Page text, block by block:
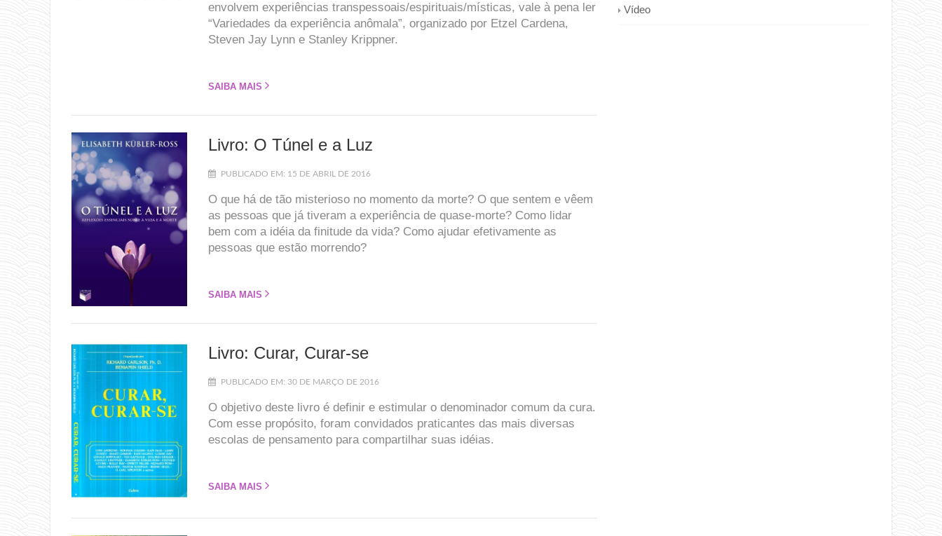
envolvem experiências transpessoais/espirituais/místicas, vale à pena ler
“Variedades da experiência anômala”, organizado por Etzel Cardena,
Steven Jay Lynn e Stanley Krippner.
SAIBA MAIS
Livro: O Túnel e a Luz
PUBLICADO EM: 15 DE ABRIL DE 2016
O que há de tão misterioso no momento da morte? O que sentem e vêem
as pessoas que já tiveram a experiência de quase-morte? Como lidar
bem com a idéia da finitude da vida? Como ajudar efetivamente as
pessoas que estão morrendo?
SAIBA MAIS
Livro: Curar, Curar-se
PUBLICADO EM: 30 DE MARÇO DE 2016
O objetivo deste livro é definir e estimular o denominador comum da cura.
Com esse propósito, foram convidados praticantes das mais diversas
escolas de pensamento para compartilhar suas idéias.
SAIBA MAIS
Vídeo